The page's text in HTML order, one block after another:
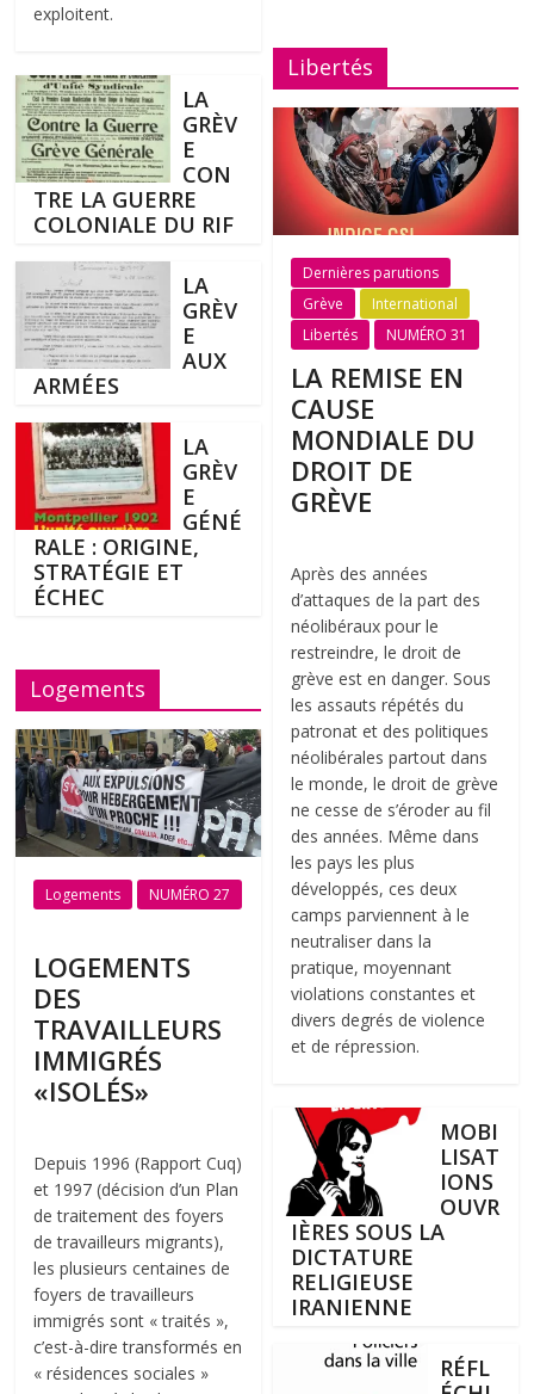
exploitent.
LA
GRÈV
E
CON
TRE LA GUERRE
COLONIALE DU RIF
LA
GRÈV
E
AUX
ARMÉES
LA
GRÈV
E
GÉNÉ
RALE : ORIGINE,
STRATÉGIE ET
ÉCHEC
Logements
Logements NUMÉRO 27
LOGEMENTS
DES
TRAVAILLEURS
IMMIGRÉS
«ISOLÉS»
Depuis 1996 (Rapport Cuq)
et 1997 (décision d’un Plan
de traitement des foyers
de travailleurs migrants),
les plusieurs centaines de
foyers de travailleurs
immigrés sont « traités »,
c’est-à-dire transformés en
« résidences sociales »
Libertés
Dernières parutions
Grève
International
Libertés
NUMÉRO 31
LA REMISE EN
CAUSE
MONDIALE DU
DROIT DE
GRÈVE
Après des années
d’attaques de la part des
néolibéraux pour le
restreindre, le droit de
grève est en danger. Sous
les assauts répétés du
patronat et des politiques
néolibérales partout dans
le monde, le droit de grève
ne cesse de s’éroder au fil
des années. Même dans
les pays les plus
développés, ces deux
camps parviennent à le
neutraliser dans la
pratique, moyennant
violations constantes et
divers degrés de violence
et de répression.
MOBI
LISAT
IONS
OUVR
IÈRES SOUS LA
DICTATURE
RELIGIEUSE
IRANIENNE
RÉFL